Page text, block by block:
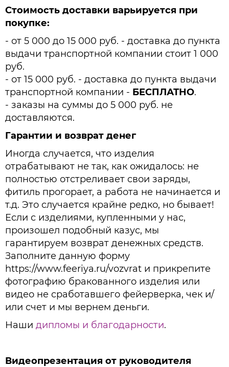
Стоимость доставки варьируется при
покупке:
- от 5 000 до 15 000 руб. - доставка до пункта
выдачи транспортной компании стоит 1 000
руб.
- от 15 000 руб. - доставка до пункта выдачи
транспортной компании - БЕСПЛАТНО.
- заказы на суммы до 5 000 руб. не
доставляются.
Гарантии и возврат денег
Иногда случается, что изделия
отрабатывают не так, как ожидалось: не
полностью отстреливает свои заряды,
фитиль прогорает, а работа не начинается и
т.д. Это случается крайне редко, но бывает!
Если с изделиями, купленными у нас,
произошел подобный казус, мы
гарантируем возврат денежных средств.
Заполните данную форму
https://www.feeriya.ru/vozvrat и прикрепите
фотографию бракованного изделия или
видео не сработавшего фейерверка, чек и/
или счет и мы вернем деньги.
Наши дипломы и благодарности.
Видеопрезентация от руководителя